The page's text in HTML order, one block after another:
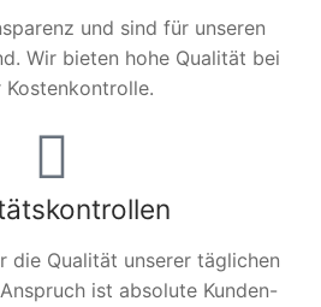
und sind für unseren
Wir bieten hohe Qualität bei
Kostenkontrolle.
die Qualität unserer täglichen
ist absolute Kunden-